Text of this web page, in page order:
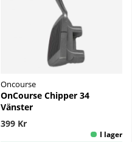
Oncourse
OnCourse Chipper 34
Vänster
399 Kr